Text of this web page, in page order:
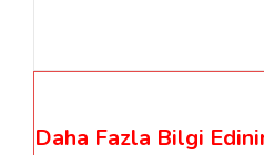
Daha Fazla Bilgi